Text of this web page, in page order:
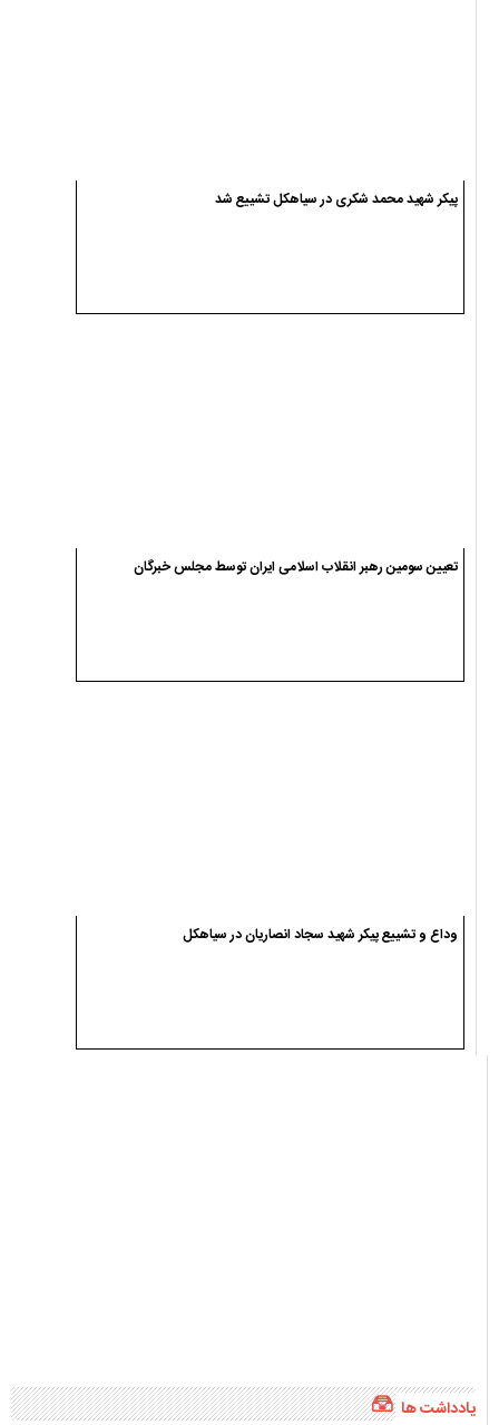
پیکر شهید محمد شکری در سیاهکل تشییع شد
تعیین سومین رهبر انقلاب اسلامی ایران توسط مجلس خبرگان
وداع و تشییع پیکر شهید سجاد انصاریان در سیاهکل
یادداشت ها